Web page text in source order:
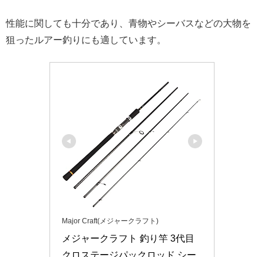
性能に関しても十分であり、青物やシーバスなどの大物を
狙ったルアー釣りにも適しています。
Major Craft(メジャークラフト)
メジャークラフト 釣り竿 3代目
クロステージパックロッド シー